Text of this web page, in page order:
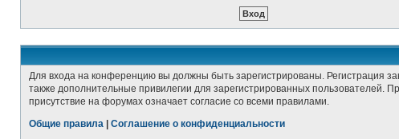
Для входа на конференцию вы должны быть зарегистрированы. Регистрация
также дополнительные привилегии для зарегистрированных пользователей.
присутствие на форумах означает согласие со всеми правилами.
Общие правила
Соглашение о конфиденциальности